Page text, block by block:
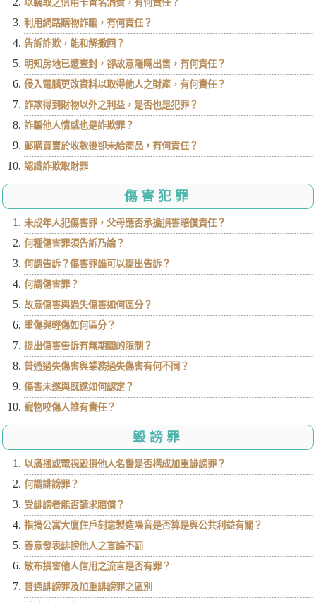
以竊取之信用卡冒名消費，有何責任？
利用網路購物詐騙，有何責任？
告訴詐欺，能和解撤回？
明知房地已遭查封，卻故意隱瞞出售，有何責任？
侵入電腦更改資料以取得他人之財產，有何責任？
詐欺得到財物以外之利益，是否也是犯罪？
詐騙他人情感也是詐欺罪？
郵購買賣於收款後卻未給商品，有何責任？
認識詐欺取財罪
傷害犯罪
未成年人犯傷害罪，父母應否承擔損害賠償責任？
何種傷害罪須告訴乃論？
何謂告訴？傷害罪誰可以提出告訴？
何謂傷害罪？
故意傷害與過失傷害如何區分？
重傷與輕傷如何區分？
提出傷害告訴有無期間的限制？
普通過失傷害與業務過失傷害有何不同？
傷害未遂與既遂如何認定？
寵物咬傷人誰有責任？
毀謗罪
以廣播或電視毀損他人名譽是否構成加重誹謗罪？
何謂誹謗罪？
受誹謗者能否請求賠償？
指摘公寓大廈住戶刻意製造噪音是否算是與公共利益有關？
善意發表誹謗他人之言論不罰
散布損害他人信用之流言是否有罪？
普通誹謗罪及加重誹謗罪之區別